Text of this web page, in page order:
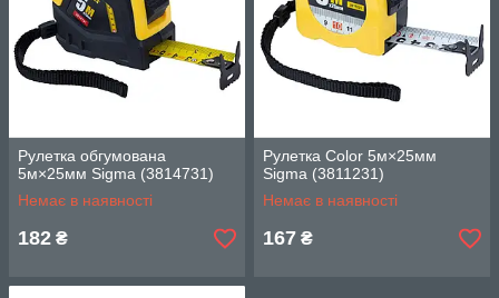
Рулетка обгумована
5м×25мм Sigma (3814731)
Немає в наявності
182 ₴
Рулетка Color 5м×25мм
Sigma (3811231)
Немає в наявності
167 ₴